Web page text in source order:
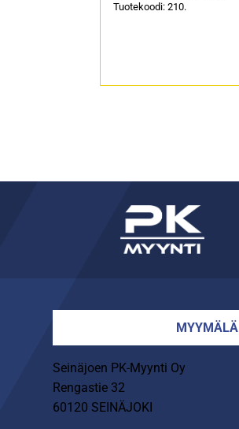
Tuotekoodi: 210.
MYYMÄLÄ
Seinäjoen PK-Myynti Oy
Rengastie 32
60120 SEINÄJOKI